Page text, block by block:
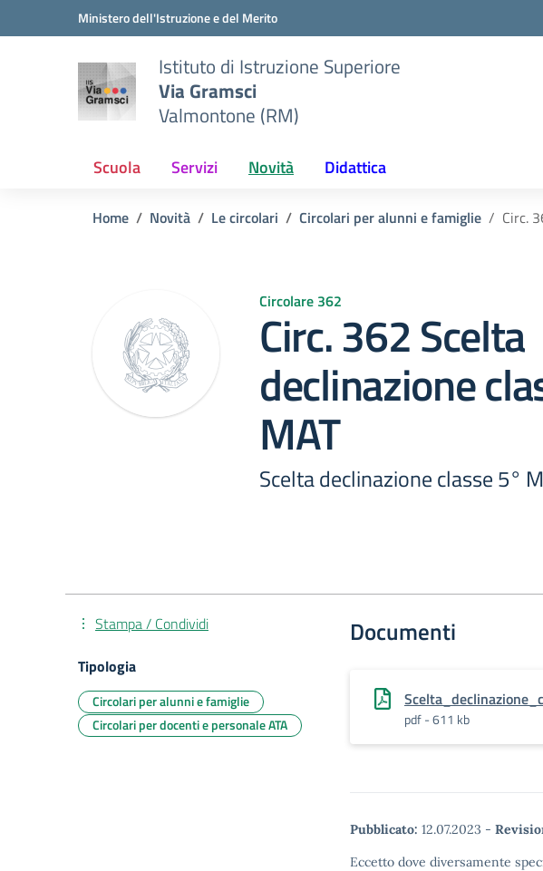
Vai ai contenuti
Vai al menu di navigazioneMinistero dell'Istruzione e del Merito
Istituto di Istruzione Superiore
Via Gramsci
Valmontone (RM)
Scuola Servizi Novità Didattica
Home Novità Le circolari Circolari per alunni e famiglie Circ.
Circolare 362
Circ. 362 Scelta
declinazione
MAT
Scelta declinazione classe 5°
Documenti
pdf - 611 kb
Pubblicato: 12.07.2023 -
Eccetto dove diversamente
Stampa / Condividi
Tipologia
Circolari per alunni e famiglie
Circolari per docenti e personale ATA